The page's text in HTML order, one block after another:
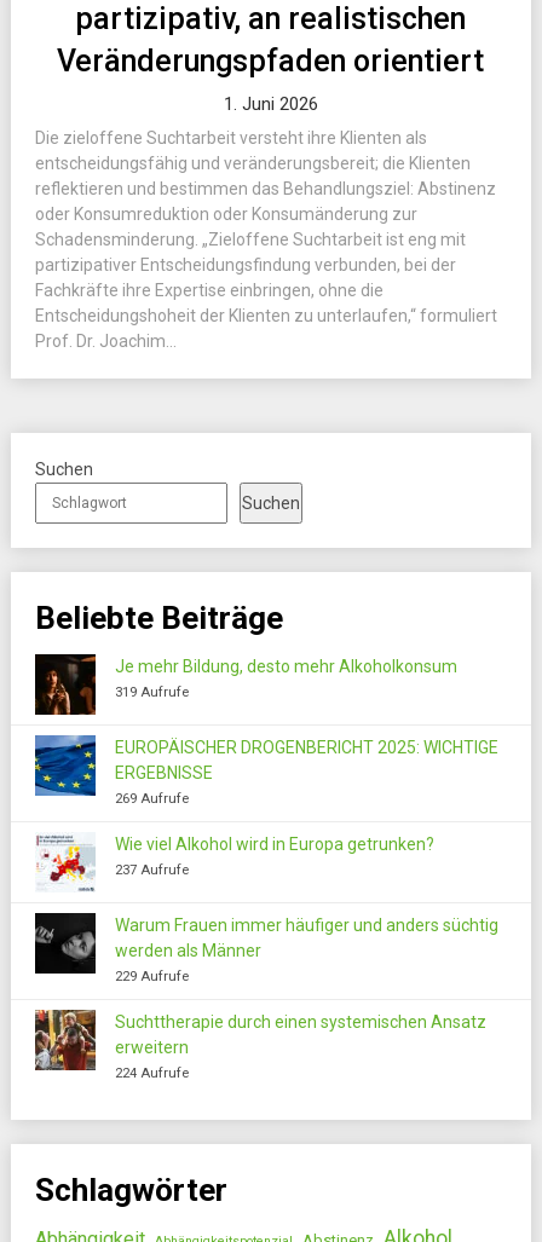
partizipativ, an realistischen
Veränderungspfaden orientiert
1. Juni 2026
Die zieloffene Suchtarbeit versteht ihre Klienten als
entscheidungsfähig und veränderungsbereit; die Klienten
reflektieren und bestimmen das Behandlungsziel: Abstinenz
oder Konsumreduktion oder Konsumänderung zur
Schadensminderung. „Zieloffene Suchtarbeit ist eng mit
partizipativer Entscheidungsfindung verbunden, bei der
Fachkräfte ihre Expertise einbringen, ohne die
Entscheidungshoheit der Klienten zu unterlaufen,“ formuliert
Prof. Dr. Joachim...
Suchen
Suchen
Beliebte Beiträge
Je mehr Bildung, desto mehr Alkoholkonsum
319 Aufrufe
EUROPÄISCHER DROGENBERICHT 2025: WICHTIGE
ERGEBNISSE
269 Aufrufe
Wie viel Alkohol wird in Europa getrunken?
237 Aufrufe
Warum Frauen immer häufiger und anders süchtig
werden als Männer
229 Aufrufe
Suchttherapie durch einen systemischen Ansatz
erweitern
224 Aufrufe
Schlagwörter